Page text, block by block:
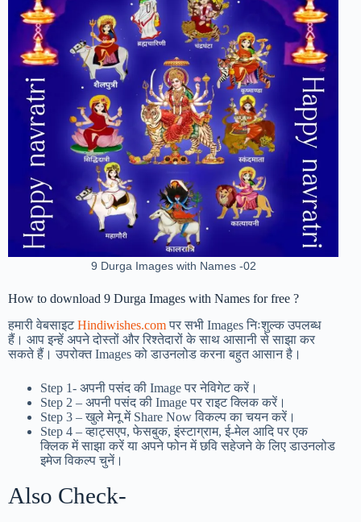
9 Durga Images with Names -02
How to download 9 Durga Images with Names for free ?
हमारी वेबसाइटHindiwishes.comपर सभी Images निःशुल्क उपलब्ध
हैं। आप इन्हें अपने दोस्तों और रिश्तेदारों के साथ आसानी से साझा कर
सकते हैं। उपरोक्त Images को डाउनलोड करना बहुत आसान है।
Step 1- अपनी पसंद की Image पर नेविगेट करें।
Step 2 – अपनी पसंद की Image पर राइट क्लिक करें।
Step 3 – खुले मेनू में Share Now विकल्प का चयन करें।
Step 4 – व्हाट्सएप, फेसबुक, इंस्टाग्राम, ई-मेल आदि पर एक
क्लिक में साझा करें या अपने फोन में छवि सहेजने के लिए डाउनलोड
इमेज विकल्प चुनें।
Also Check-